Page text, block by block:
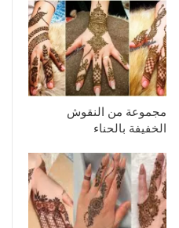
مجموعة من النقوش
الخفيفة بالحناء